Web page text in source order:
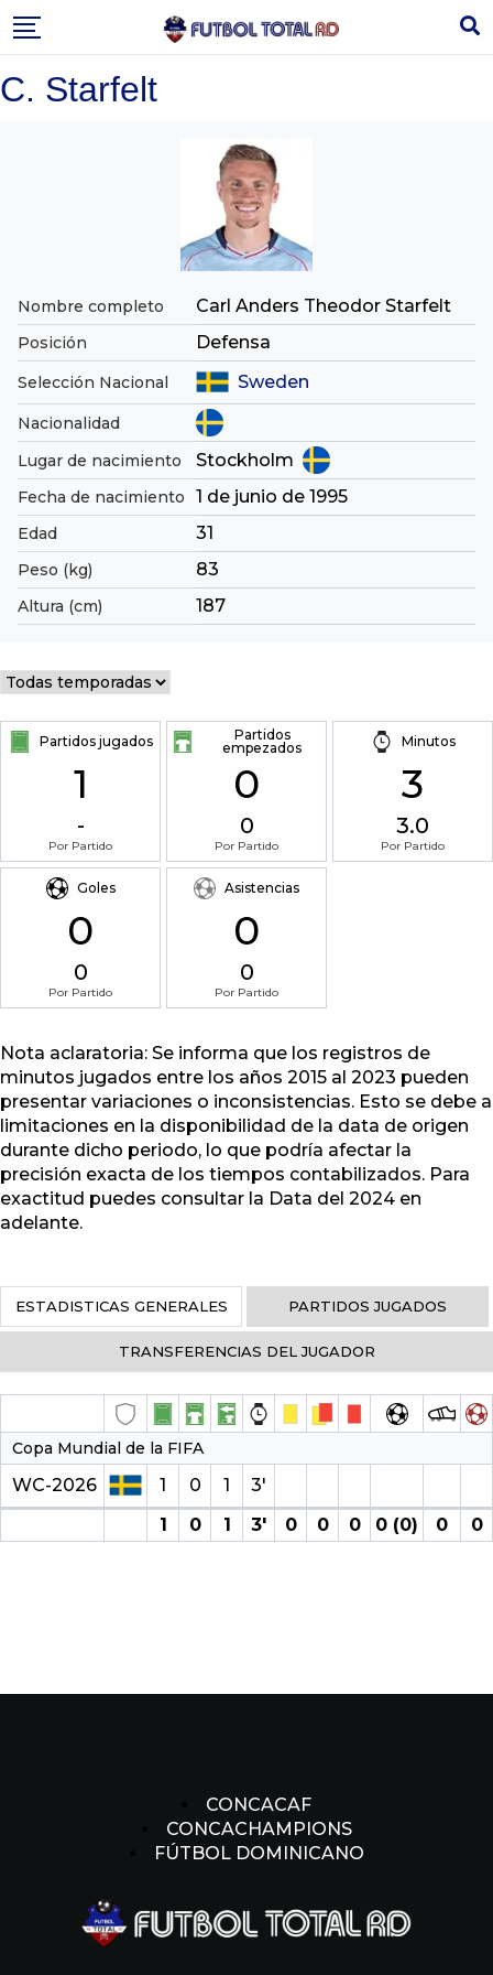
to
C. Starfelt
Nombre completo Carl Anders Theodor Starfelt
Posición Defensa
Selección Nacional Sweden
Nacionalidad
Lugar de nacimiento
Stockholm
Fecha de nacimiento 1 de junio de 1995
Edad 31
Peso (kg) 83
Altura (cm) 187
Partidos jugados
1
-
Por Partido
Partidos
empezados
0
0
Por Partido
Minutos
3
3.0
Por Partido
Goles
0
0
Por Partido
Asistencias
0
0
Por Partido
Nota aclaratoria: Se informa que los registros de
minutos jugados entre los años 2015 al 2023 pueden
presentar variaciones o inconsistencias. Esto se debe a
limitaciones en la disponibilidad de la data de origen
durante dicho periodo, lo que podría afectar la
precisión exacta de los tiempos contabilizados. Para
exactitud puedes consultar la Data del 2024 en
adelante.
ESTADISTICAS GENERALES PARTIDOS JUGADOS
TRANSFERENCIAS DEL JUGADOR
Copa Mundial de la FIFA
WC-2026 1 0 1
3′
1
0 1 3′ 0 0 0 0 (0) 0 0
CONCACAF
CONCACHAMPIONS
FÚTBOL DOMINICANO